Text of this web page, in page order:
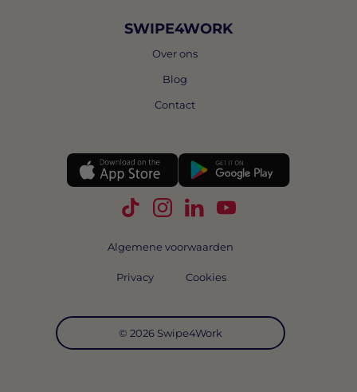
SWIPE4WORK
Over ons
Blog
Contact
Volg Swipe4Work op TikTok
Volg Swipe4Work op
Volg Swipe4Work op
Volg Swipe4Work
© 2026 Swipe4Work
Algemene voorwaarden
Privacy Cookies